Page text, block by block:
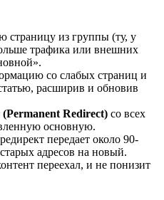
страницу из группы (ту, у
трафика или внешних
со слабых страниц и
расширив и обновив
(Permanent Redirect) со всех
основную.
передает около 90-
адресов на новый.
переехал, и не понизит